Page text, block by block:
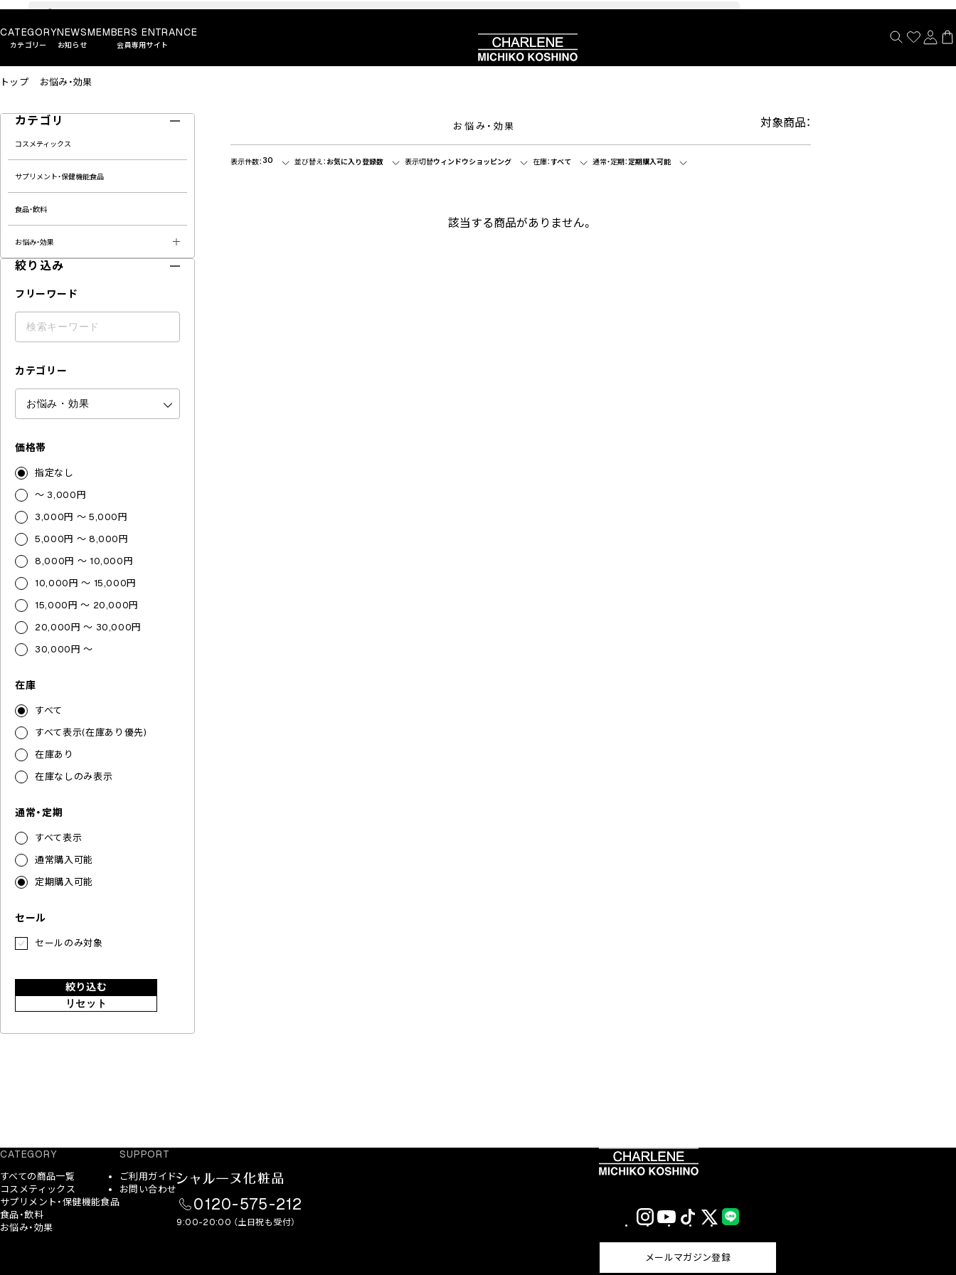
CATEGORY
カテゴリー
NEWS
お知らせ
MEMBERS ENTRANCE
会員専用サイト
トップ お悩み・効果
カテゴリ
コスメティックス
サプリメント・保健機能食品
食品・飲料
お悩み・効果
絞り込み
フリーワード
カテゴリー
価格帯
指定なし
～ 3,000円
3,000円 ～ 5,000円
5,000円 ～ 8,000円
8,000円 ～ 10,000円
10,000円 ～ 15,000円
15,000円 ～ 20,000円
20,000円 ～ 30,000円
30,000円 ～
在庫
すべて
すべて表示(在庫あり優先)
在庫あり
在庫なしのみ表示
通常・定期
すべて表示
通常購入可能
定期購入可能
セール
セールのみ対象
絞り込む
リセット
お悩み・効果 対象商品：
表示件数：30 並び替え： お気に入り登録数 表示切替ウィンドウショッピング 在庫：すべて 通常・定期： 定期購入可能
該当する商品がありません。
CATEGORY
すべての商品一覧
コスメティックス
サプリメント・保健機能食品
食品・飲料
お悩み・効果
SUPPORT
ご利用ガイド
お問い合わせ
0120-575-212
9:00-20:00 （土日祝も受付）
InstagramYouTubeTikTok X
(Twitter)
メールマガジン登録